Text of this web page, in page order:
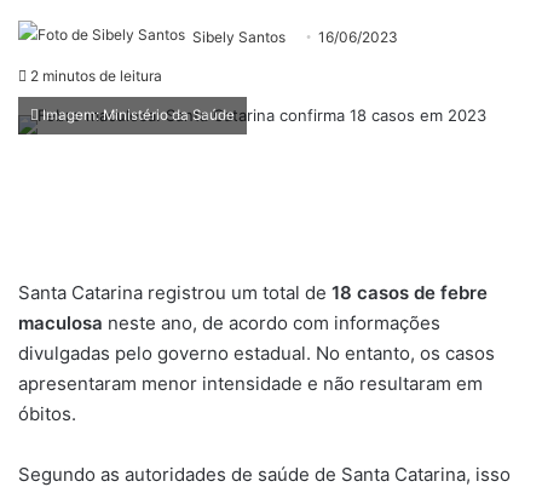
Sibely Santos 16/06/2023
2 minutos de leitura
Imagem: Ministério da Saúde
Santa Catarina registrou um total de 18 casos de febre
maculosa neste ano, de acordo com informações
divulgadas pelo governo estadual. No entanto, os casos
apresentaram menor intensidade e não resultaram em
óbitos.
Segundo as autoridades de saúde de Santa Catarina, isso